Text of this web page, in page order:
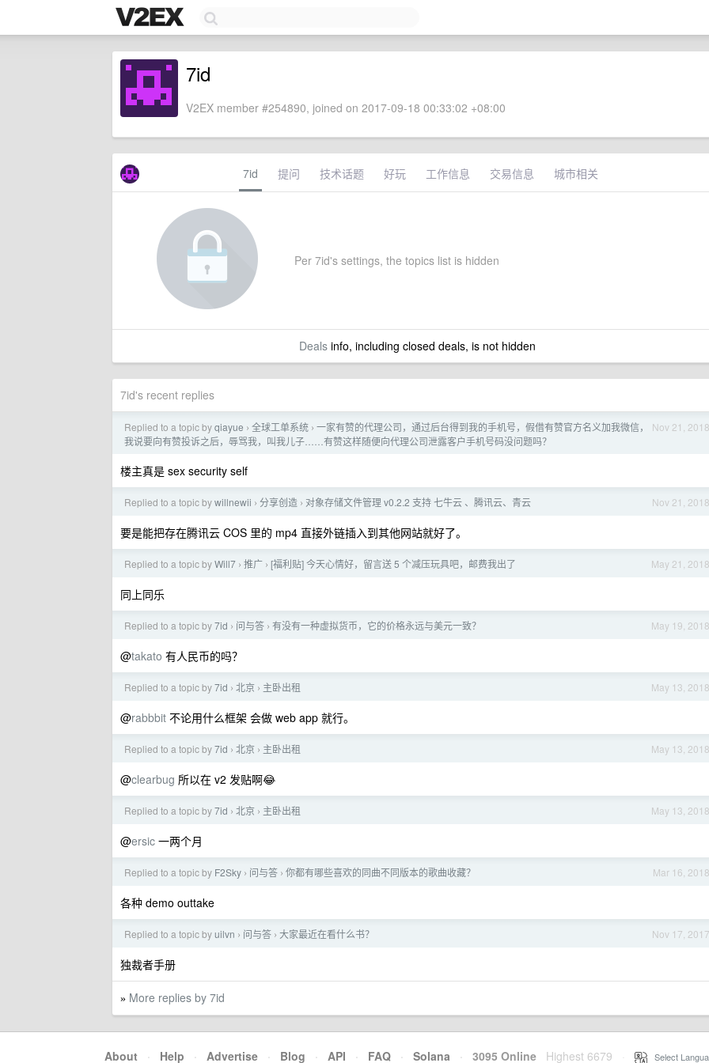
7id
V2EX member #254890, joined on 2017-09-18 00:33:02 +08:00
7id 提问 技术话题 好玩 工作信息 交易信息 城市相关
Per 7id's settings, the topics list is hidden
Dealsinfo, including closed deals, is not hidden
7id's recent replies
Nov 21, 2018
Replied to a topic byqiayue › 全球工单系统 › 一家有赞的代理公司，通过后台得到我的手机号，假借有赞官方名义加我微信，
我说要向有赞投诉之后，辱骂我，叫我儿子……有赞这样随便向代理公司泄露客户手机号码没问题吗？
楼主真是 sex security self
Nov 21, 2018
Replied to a topic bywillnewii › 分享创造 › 对象存储文件管理 v0.2.2 支持 七牛云 、腾讯云、青云
要是能把存在腾讯云 COS 里的 mp4 直接外链插入到其他网站就好了。
May 21, 2018
Replied to a topic byWill7 › 推广 › [福利贴] 今天心情好，留言送 5 个减压玩具吧，邮费我出了
同上同乐
May 19, 2018
Replied to a topic by7id › 问与答 › 有没有一种虚拟货币，它的价格永远与美元一致？
@takato 有人民币的吗？
May 13, 2018
Replied to a topic by7id › 北京 › 主卧出租
@rabbbit 不论用什么框架 会做 web app 就行。
May 13, 2018
Replied to a topic by7id › 北京 › 主卧出租
@clearbug 所以在 v2 发贴啊😂
May 13, 2018
Replied to a topic by7id › 北京 › 主卧出租
@ersic 一两个月
Mar 16, 2018
Replied to a topic by F2Sky › 问与答 › 你都有哪些喜欢的同曲不同版本的歌曲收藏？
各种 demo outtake
Nov 17, 2017
Replied to a topic byuilvn › 问与答 › 大家最近在看什么书？
独裁者手册
» More replies by 7id
About · Help · Advertise · Blog · API · FAQ · Solana · 3095 Online Highest 6679 Select